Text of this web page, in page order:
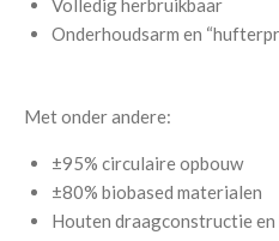
Volledig herbruikbaar
Onderhoudsarm en
Met onder andere:
±95% circulaire opbouw
±80% biobased materialen
Houten draagconstructie